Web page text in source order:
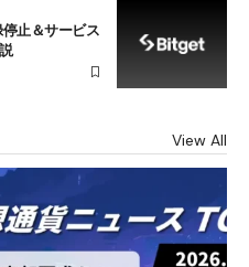
止＆サービス
View All